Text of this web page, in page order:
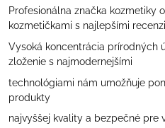
Profesionálna značka kozmetiky
kozmetičkami s najlepšími
Vysoká koncentrácia prírodných
zloženie s najmodernejšími
technológiami nám umožňuje
produkty
najvyššej kvality a bezpečné pre